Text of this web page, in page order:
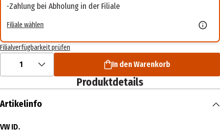
Zahlung bei Abholung in der Filiale
Filiale wählen
Filialverfügbarkeit prüfen
1 In den Warenkorb
Produktdetails
Artikelinfo
VW ID.